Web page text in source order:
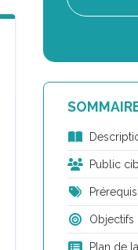
Public
Prérequis
Objectifs
Plan de